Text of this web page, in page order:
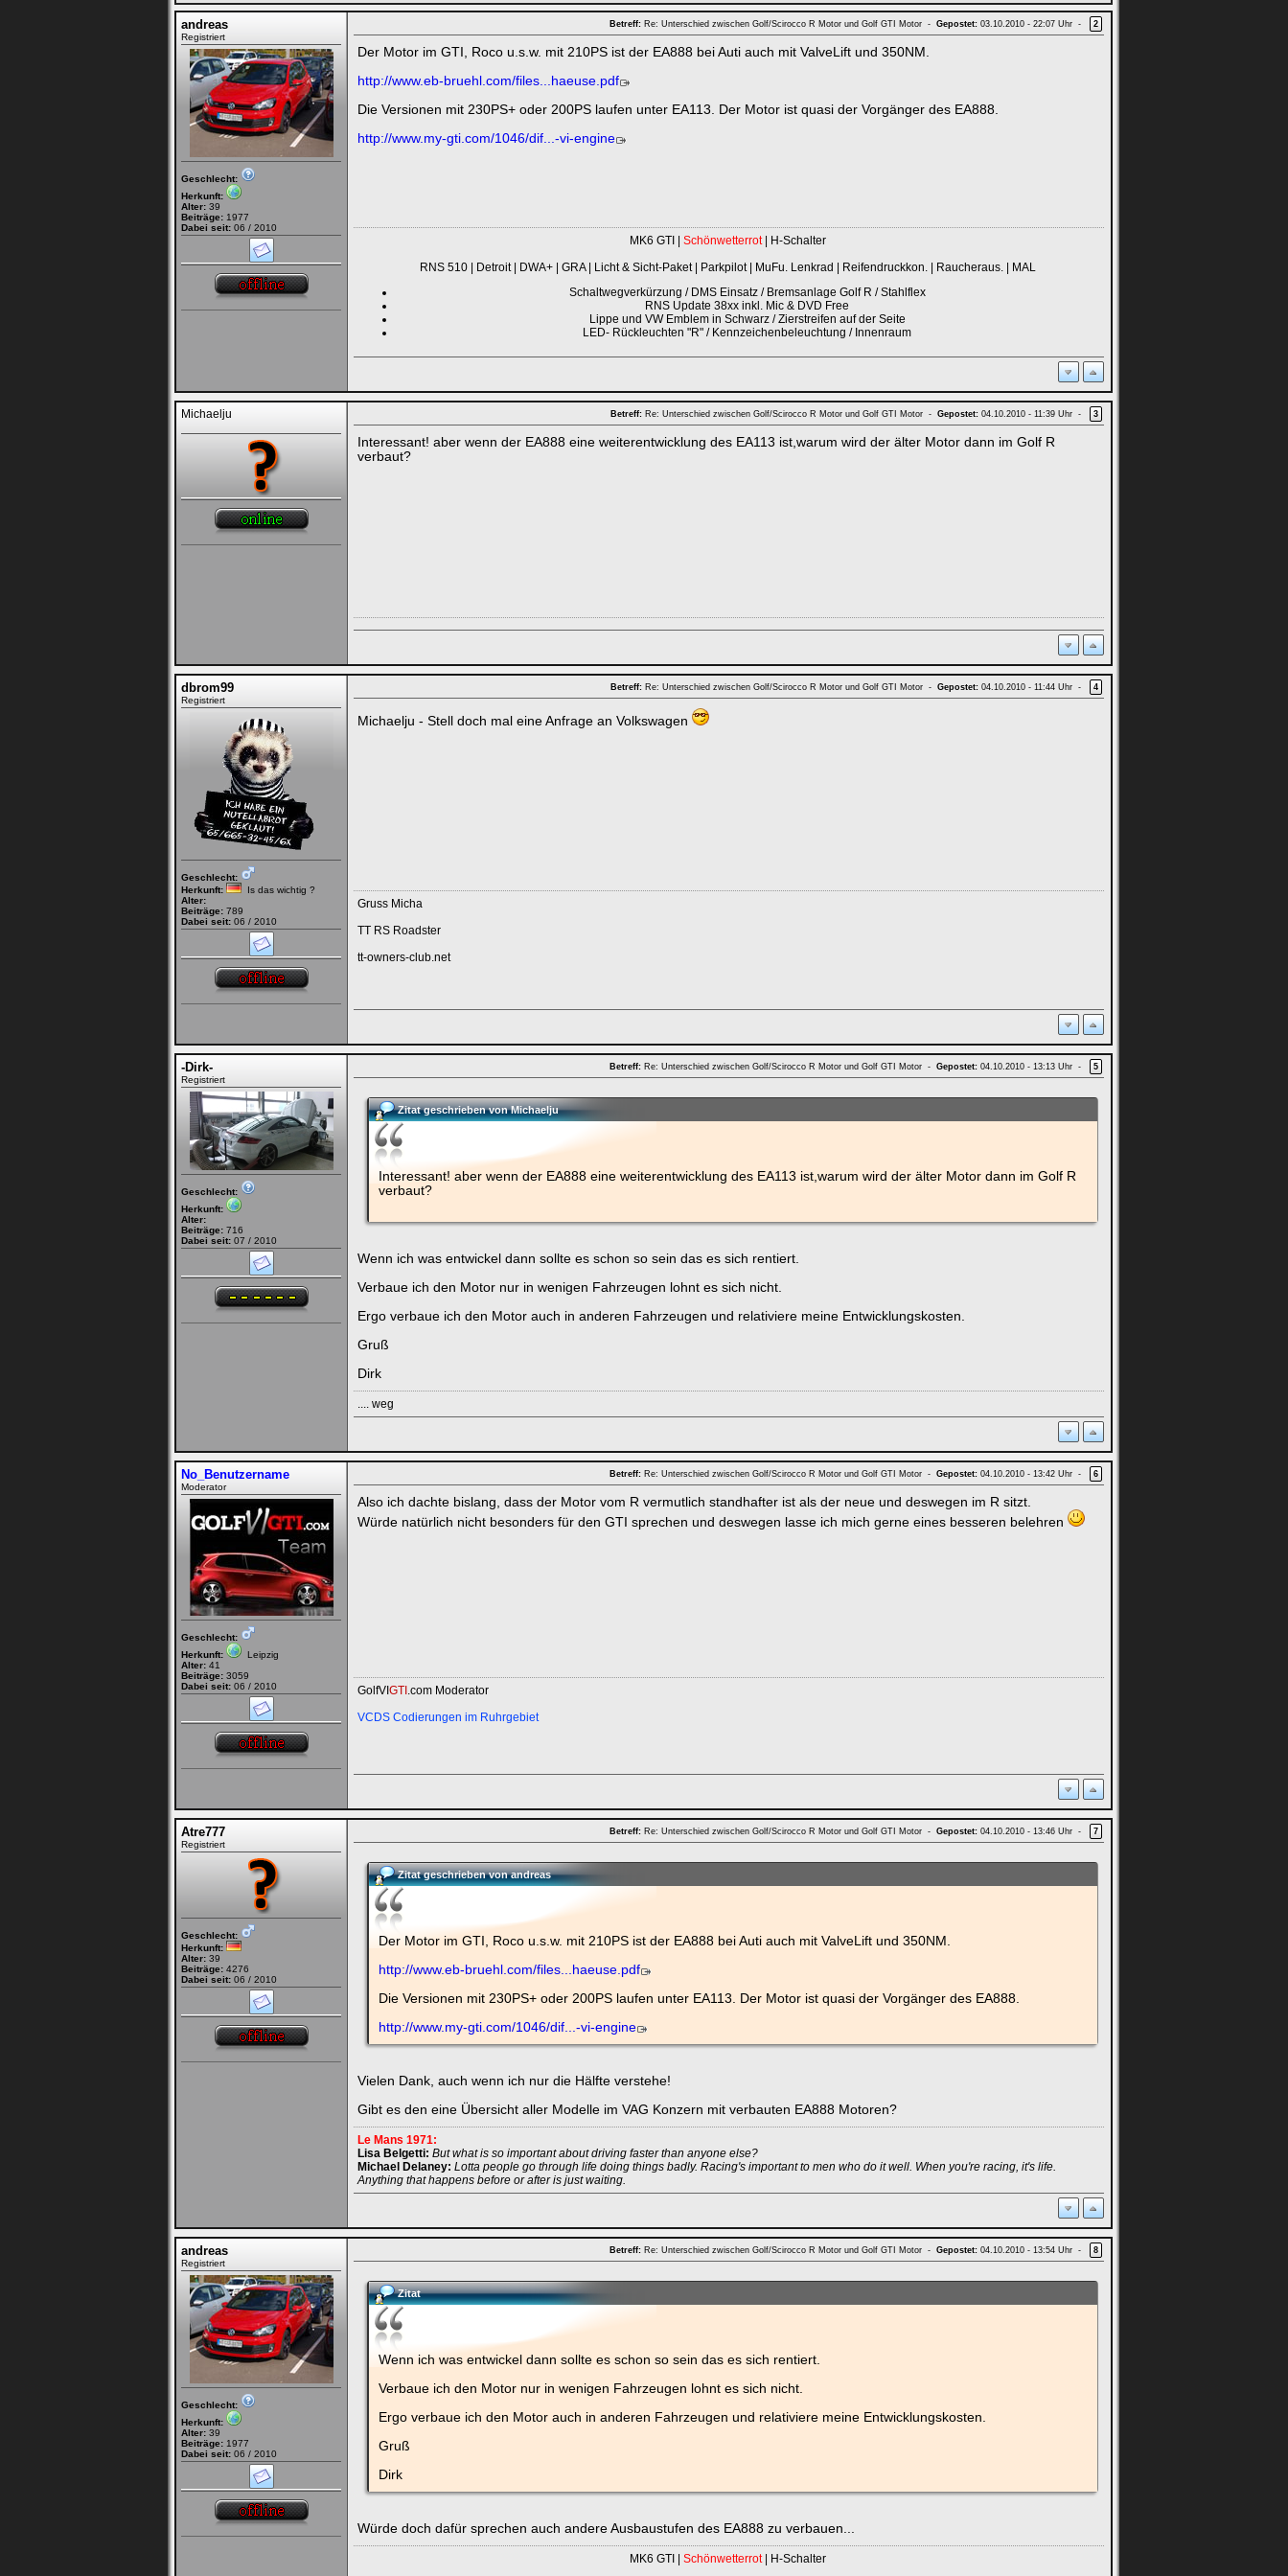
andreas
Registriert
Geschlecht:
Herkunft:
Alter: 39
Beiträge: 1977
Dabei seit: 06 / 2010
Betreff: Re: Unterschied zwischen Golf/Scirocco R Motor und Golf GTI Motor - Gepostet: 03.10.2010 - 22:07 Uhr - 2
Der Motor im GTI, Roco u.s.w. mit 210PS ist der EA888 bei Auti auch mit ValveLift und 350NM.
http://www.eb-bruehl.com/files...haeuse.pdf
Die Versionen mit 230PS+ oder 200PS laufen unter EA113. Der Motor ist quasi der Vorgänger des EA888.
http://www.my-gti.com/1046/dif...-vi-engine
MK6 GTI | Schönwetterrot| H-Schalter
RNS 510 | Detroit | DWA+ | GRA | Licht & Sicht-Paket | Parkpilot | MuFu. Lenkrad | Reifendruckkon. | Raucheraus. | MAL
Schaltwegverkürzung / DMS Einsatz / Bremsanlage Golf R / Stahlflex
RNS Update 38xx inkl. Mic & DVD Free
Lippe und VW Emblem in Schwarz / Zierstreifen auf der Seite
LED- Rückleuchten "R" / Kennzeichenbeleuchtung / Innenraum
Michaelju Betreff: Re: Unterschied zwischen Golf/Scirocco R Motor und Golf GTI Motor - Gepostet: 04.10.2010 - 11:39 Uhr - 3
Interessant! aber wenn der EA888 eine weiterentwicklung des EA113 ist,warum wird der älter Motor dann im Golf R
verbaut?
dbrom99
Registriert
Geschlecht:
Herkunft:
Is das wichtig ?
Alter:
Beiträge: 789
Dabei seit: 06 / 2010
Betreff: Re: Unterschied zwischen Golf/Scirocco R Motor und Golf GTI Motor - Gepostet: 04.10.2010 - 11:44 Uhr - 4
Michaelju - Stell doch mal eine Anfrage an Volkswagen
Gruss Micha
TT RS Roadster
tt-owners-club.net
-Dirk-
Registriert
Geschlecht:
Herkunft:
Alter:
Beiträge: 716
Dabei seit: 07 / 2010
Betreff: Re: Unterschied zwischen Golf/Scirocco R Motor und Golf GTI Motor - Gepostet: 04.10.2010 - 13:13 Uhr - 5
Zitat geschrieben von Michaelju
Interessant! aber wenn der EA888 eine weiterentwicklung des EA113 ist,warum wird der älter Motor dann im Golf R
verbaut?
Wenn ich was entwickel dann sollte es schon so sein das es sich rentiert.
Verbaue ich den Motor nur in wenigen Fahrzeugen lohnt es sich nicht.
Ergo verbaue ich den Motor auch in anderen Fahrzeugen und relativiere meine Entwicklungskosten.
Gruß
Dirk
.... weg
No_Benutzername
Moderator
Geschlecht:
Herkunft:
Leipzig
Alter: 41
Beiträge: 3059
Dabei seit: 06 / 2010
Betreff: Re: Unterschied zwischen Golf/Scirocco R Motor und Golf GTI Motor - Gepostet: 04.10.2010 - 13:42 Uhr - 6
Also ich dachte bislang, dass der Motor vom R vermutlich standhafter ist als der neue und deswegen im R sitzt.
Würde natürlich nicht besonders für den GTI sprechen und deswegen lasse ich mich gerne eines besseren belehren
GolfVI GTI .com Moderator
VCDS Codierungen im Ruhrgebiet
Atre777
Registriert
Geschlecht:
Herkunft:
Alter: 39
Beiträge: 4276
Dabei seit: 06 / 2010
Betreff: Re: Unterschied zwischen Golf/Scirocco R Motor und Golf GTI Motor - Gepostet: 04.10.2010 - 13:46 Uhr - 7
Zitat geschrieben von andreas
Der Motor im GTI, Roco u.s.w. mit 210PS ist der EA888 bei Auti auch mit ValveLift und 350NM.
http://www.eb-bruehl.com/files...haeuse.pdf
Die Versionen mit 230PS+ oder 200PS laufen unter EA113. Der Motor ist quasi der Vorgänger des EA888.
http://www.my-gti.com/1046/dif...-vi-engine
Vielen Dank, auch wenn ich nur die Hälfte verstehe!
Gibt es den eine Übersicht aller Modelle im VAG Konzern mit verbauten EA888 Motoren?
Le Mans 1971:
Lisa Belgetti: But what is so important about driving faster than anyone else?
Michael Delaney: Lotta people go through life doing things badly. Racing's important to men who do it well. When you're racing, it's life.
Anything that happens before or after is just waiting.
andreas
Registriert
Geschlecht:
Herkunft:
Alter: 39
Beiträge: 1977
Dabei seit: 06 / 2010
Betreff: Re: Unterschied zwischen Golf/Scirocco R Motor und Golf GTI Motor - Gepostet: 04.10.2010 - 13:54 Uhr - 8
Zitat
Wenn ich was entwickel dann sollte es schon so sein das es sich rentiert.
Verbaue ich den Motor nur in wenigen Fahrzeugen lohnt es sich nicht.
Ergo verbaue ich den Motor auch in anderen Fahrzeugen und relativiere meine Entwicklungskosten.
Gruß
Dirk
Würde doch dafür sprechen auch andere Ausbaustufen des EA888 zu verbauen...
MK6 GTI | Schönwetterrot| H-Schalter